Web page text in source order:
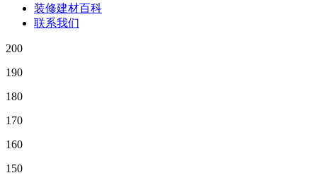
装修建材百科
联系我们
200
190
180
170
160
150